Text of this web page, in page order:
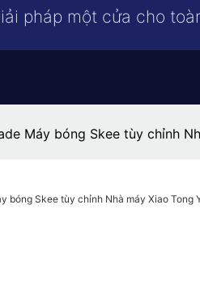
pháp một cửa cho
Máy bóng Skee tùy chỉnh